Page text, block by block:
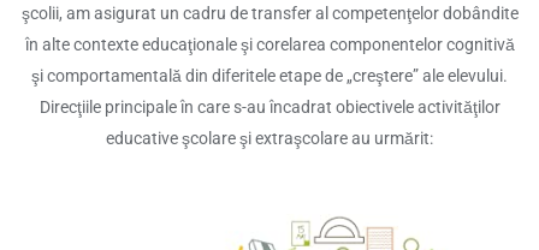
şcolii, am asigurat un cadru de transfer al competenţelor dobândite
în alte contexte educaţionale şi corelarea componentelor cognitivă
şi comportamentală din diferitele etape de „creştere” ale elevului.
Direcţiile principale în care s-au încadrat obiectivele activităţilor
educative şcolare şi extraşcolare au urmărit: